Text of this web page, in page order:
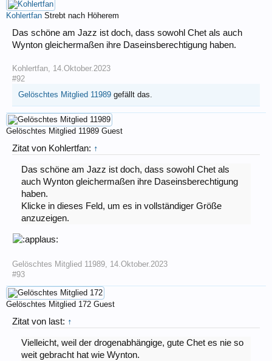
Kohlertfan Strebt nach Höherem
Das schöne am Jazz ist doch, dass sowohl Chet als auch
Wynton gleichermaßen ihre Daseinsberechtigung haben.
Kohlertfan 14.Oktober.2023
#92
Gelöschtes Mitglied 11989 gefällt das.
Gelöschtes Mitglied 11989 Guest
Zitat von Kohlertfan: ↑
Das schöne am Jazz ist doch, dass sowohl Chet als
auch Wynton gleichermaßen ihre Daseinsberechtigung
haben.
Klicke in dieses Feld, um es in vollständiger Größe
anzuzeigen.
Gelöschtes Mitglied 11989 14.Oktober.2023
#93
Gelöschtes Mitglied 172 Guest
Zitat von last: ↑
Vielleicht, weil der drogenabhängige, gute Chet es nie so
weit gebracht hat wie Wynton.